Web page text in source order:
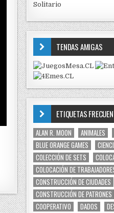
Solitario
TENDAS AMIGAS
ETIQUETAS
ALAN R. MOON ANIMALES
BLUE ORANGE GAMES
COLECCIÓN DE SETS
COLOCACIÓN DE
CONSTRUCCIÓN DE CIUDADES
CONSTRUCCIÓN DE PATRONES
COOPERATIVO
DADOS